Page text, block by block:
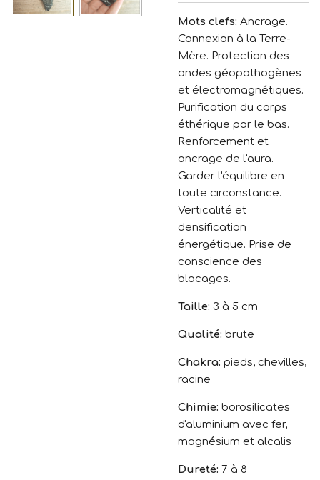
Mots clefs: Ancrage.
Connexion à la Terre-
Mère. Protection des
ondes géopathogènes
et électromagnétiques.
Purification du corps
éthérique par le bas.
Renforcement et
ancrage de l'aura.
Garder l'équilibre en
toute circonstance.
Verticalité et
densification
énergétique. Prise de
conscience des
blocages.
Taille: 3 à 5 cm
Qualité: brute
Chakra: pieds, chevilles,
racine
Chimie: borosilicates
d'aluminium avec fer,
magnésium et alcalis
Dureté: 7 à 8